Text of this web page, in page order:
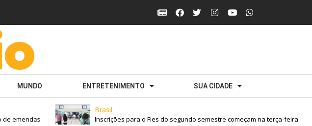
MUNDO ENTRETENIMENTO SUA CIDADE
Brasil
Inscrições para o Fies do segundo semestre começam na terça-feira